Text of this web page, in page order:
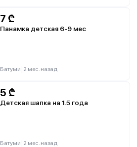
7 ₾
Панамка детская 6-9 мес
Батуми 2 мес. назад
5 ₾
Детская шапка на 1.5 года
Батуми 2 мес. назад